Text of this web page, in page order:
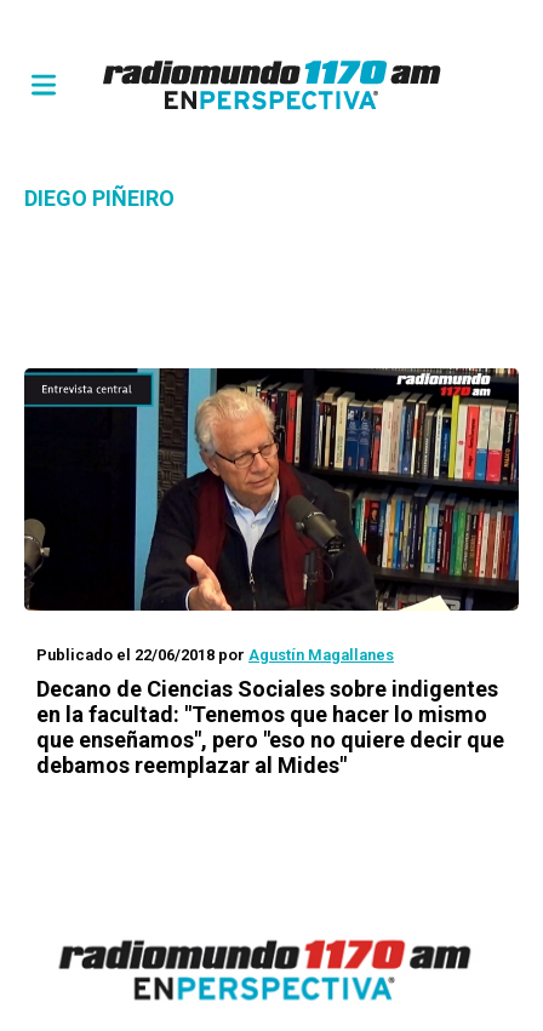
DIEGO PIÑEIRO
Publicado el 22/06/2018 por Agustín Magallanes
Decano de Ciencias Sociales sobre indigentes
en la facultad: "Tenemos que hacer lo mismo
que enseñamos", pero "eso no quiere decir que
debamos reemplazar al Mides"